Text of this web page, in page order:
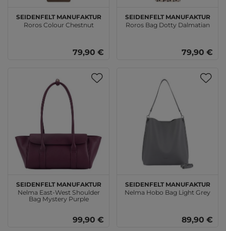
SEIDENFELT MANUFAKTUR
Roros Colour Chestnut
79,90 €
SEIDENFELT MANUFAKTUR
Roros Bag Dotty Dalmatian
79,90 €
SEIDENFELT MANUFAKTUR
Nelma East-West Shoulder
Bag Mystery Purple
99,90 €
SEIDENFELT MANUFAKTUR
Nelma Hobo Bag Light Grey
89,90 €